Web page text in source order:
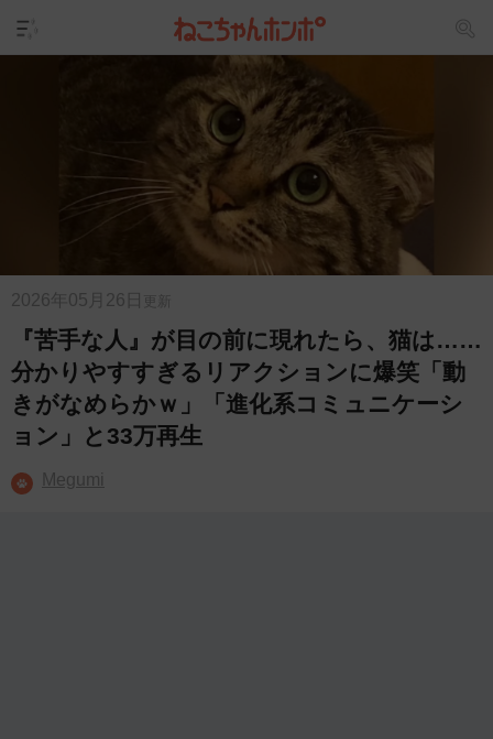
2026年05月26日 更新
『苦手な人』が目の前に現れたら、猫は……
分かりやすすぎるリアクションに爆笑「動
きがなめらかｗ」「進化系コミュニケーシ
ョン」と33万再生
Megumi